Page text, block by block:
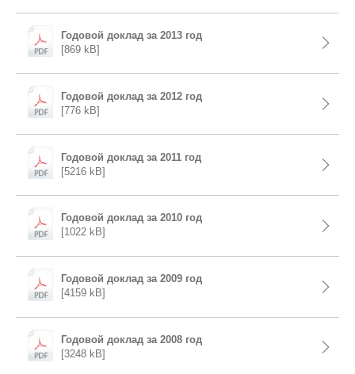
Годовой доклад за 2013 год
[869 kB]
Годовой доклад за 2012 год
[776 kB]
Годовой доклад за 2011 год
[5216 kB]
Годовой доклад за 2010 год
[1022 kB]
Годовой доклад за 2009 год
[4159 kB]
Годовой доклад за 2008 год
[3248 kB]